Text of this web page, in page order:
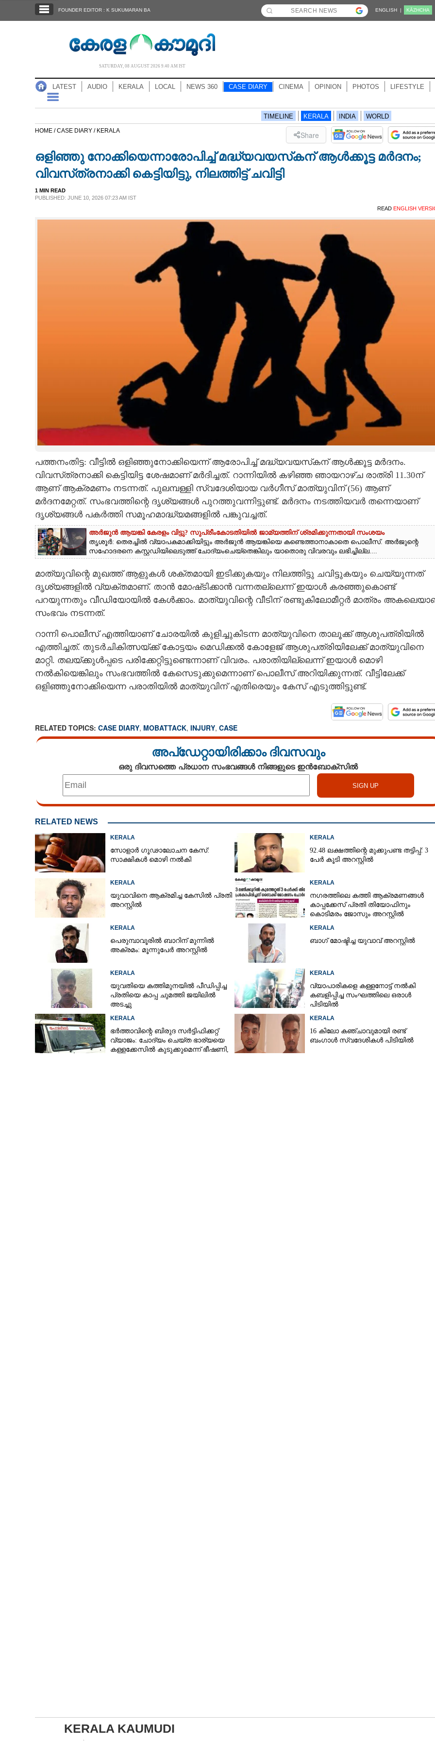
NOTIFIED NEWS
NEWS 360
CASE DIARY
LITERATURE
CONTACT US
FOUNDER EDITOR : K SUKUMARAN BA ENGLISH | KĀZHCHA
SATURDAY, 08 AUGUST 2026 9.40 AM IST
LATEST AUDIO KERALA LOCAL NEWS 360 CASE DIARY CINEMA OPINION PHOTOS LIFESTYLE
TIMELINE KERALA INDIA WORLD
HOME /CASE DIARY / KERALA Share
ഒളിഞ്ഞു നോക്കിയെന്നാരോപിച്ച് മദ്ധ്യവയസ്‌കന് ആൾക്കൂട്ട മർദനം;
വിവസ്‌ത്രനാക്കി കെട്ടിയിട്ടു, നിലത്തിട്ട് ചവിട്ടി
1 MIN READ
PUBLISHED: JUNE 10, 2026 07:23 AM IST
READ ENGLISH
പത്തനംതിട്ട: വീട്ടിൽ ഒളിഞ്ഞുനോക്കിയെന്ന് ആരോപിച്ച് മദ്ധ്യവയസ്‌കന് ആൾക്കൂട്ട മർദനം.
വിവസ്‌ത്രനാക്കി കെട്ടിയിട്ട ശേഷമാണ് മർദിച്ചത്. റാന്നിയിൽ കഴിഞ്ഞ ഞായറാഴ്‌ച രാത്രി 11.30ന്
ആണ് ആക്രമണം നടന്നത്. പുലമ്പള്ളി സ്വദേശിയായ വർഗീസ് മാത്യുവിന് (56) ആണ്
മർദനമേറ്റത്. സംഭവത്തിന്റെ ദൃശ്യങ്ങൾ പുറത്തുവന്നിട്ടുണ്ട്. മർദനം നടത്തിയവർ തന്നെയാണ്
ദൃശ്യങ്ങൾ പകർത്തി സമൂഹമാദ്ധ്യമങ്ങളിൽ പങ്കുവച്ചത്.
അർജുൻ ആയങ്കി കേരളം വിട്ടു? സുപ്രീംകോടതിയിൽ ജാമ്യത്തിന് ശ്രമിക്കുന്നതായി സംശയം
തൃശൂർ: തെരച്ചിൽ വ്യാപകമാക്കിയിട്ടും അർജുൻ ആയങ്കിയെ കണ്ടെത്താനാകാതെ പൊലീസ്. അർജുന്റെ
സഹോദരനെ കസ്റ്റഡിയിലെടുത്ത് ചോദ്യംചെയ്‌തെങ്കിലും യാതൊരു വിവരവും ലഭിച്ചില്ല....
മാത്യുവിന്റെ മുഖത്ത് ആളുകൾ ശക്തമായി ഇടിക്കുകയും നിലത്തിട്ടു ചവിട്ടുകയും ചെയ്യുന്നത്
ദൃശ്യങ്ങളിൽ വ്യക്തമാണ്. താൻ മോഷ്‌ടിക്കാൻ വന്നതല്ലെന്ന് ഇയാൾ കരഞ്ഞുകൊണ്ട്
പറയുന്നതും വീഡിയോയിൽ കേൾക്കാം. മാത്യുവിന്റെ വീടിന് രണ്ടുകിലോമീറ്റർ മാത്രം
സംഭവം നടന്നത്.
റാന്നി പൊലീസ് എത്തിയാണ് ചോരയിൽ കുളിച്ചുകിടന്ന മാത്യുവിനെ താലൂക്ക് ആശുപത്രിയിൽ
എത്തിച്ചത്. തുടർചികിത്സയ്‌ക്ക് കോട്ടയം മെഡിക്കൽ കോളേജ് ആശുപത്രിയിലേക്ക് മാത്യുവിനെ
മാറ്റി. തലയ്‌ക്കുൾപ്പടെ പരിക്കേറ്റിട്ടുണ്ടെന്നാണ് വിവരം. പരാതിയില്ലെന്ന് ഇയാൾ മൊഴി
നൽകിയെങ്കിലും സംഭവത്തിൽ കേസെടുക്കുമെന്നാണ് പൊലീസ് അറിയിക്കുന്നത്. വീട്ടിലേക്ക്
ഒളിഞ്ഞുനോക്കിയെന്ന പരാതിയിൽ മാത്യുവിന് എതിരെയും കേസ് എടുത്തിട്ടുണ്ട്.
RELATED TOPICS: CASE DIARY, MOBATTACK, INJURY, CASE
അപ്ഡേറ്റായിരിക്കാം ദിവസവും
ഒരു ദിവസത്തെ പ്രധാന സംഭവങ്ങൾ നിങ്ങളുടെ ഇൻബോക്സിൽ
RELATED NEWS
KERALA
സോളാർ ഗൂഢാലോചന കേസ്:
സാക്ഷികൾ മൊഴി നൽകി
KERALA
92.48 ലക്ഷത്തിന്റെ മുക്കുപണ്ട തട്ടിപ്പ്: 3
പേർ കൂടി അറസ്റ്റിൽ
KERALA
യുവാവിനെ ആക്രമിച്ച കേസിൽ പ്രതി
അറസ്റ്റിൽ
KERALA
നഗരത്തിലെ കത്തി ആക്രമണങ്ങൾ
കാപ്പക്കേസ് പ്രതി തിയോഫിനും
കൊടിമരം ജോസും അറസ്റ്റിൽ
KERALA
പെരുമ്പാവൂരിൽ ബാറിന് മുന്നിൽ
അക്രമം: മൂന്നുപേർ അറസ്റ്റിൽ
KERALA
ബാഗ് മോഷ്ടിച്ച യുവാവ് അറസ്റ്റിൽ
KERALA
യുവതിയെ കത്തിമുനയിൽ പീഡിപ്പിച്ച
പ്രതിയെ കാപ്പ ചുമത്തി ജയിലിൽ
അടച്ചു
KERALA
വ്യാപാരികളെ കള്ളനോട്ട് നൽകി
കബളിപ്പിച്ച സംഘത്തിലെ ഒരാൾ
പിടിയിൽ
KERALA
ഭർത്താവിന്റെ ബിരുദ സർട്ടിഫിക്കറ്റ്
വ്യാജം: ചോദ്യം ചെയ്ത ഭാര്യയെ
കള്ളക്കേസിൽ കുടുക്കുമെന്ന് ഭീഷണി,
KERALA
16 കിലോ കഞ്ചാവുമായി രണ്ട്
ബംഗാൾ സ്വദേശികൾ പിടിയിൽ
KERALA KAUMUDI